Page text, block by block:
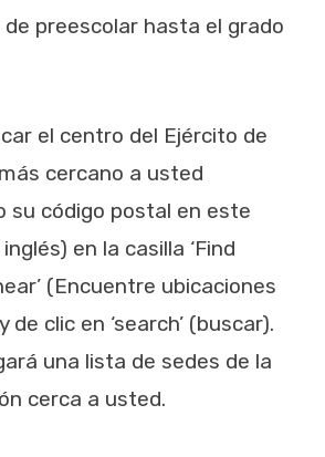
de preescolar hasta el grado
el centro del Ejército de
cercano a usted
su código postal en este
en la casilla ‘Find
(Encuentre ubicaciones
de clic en ‘search’ (buscar).
una lista de sedes de la
cerca a usted.